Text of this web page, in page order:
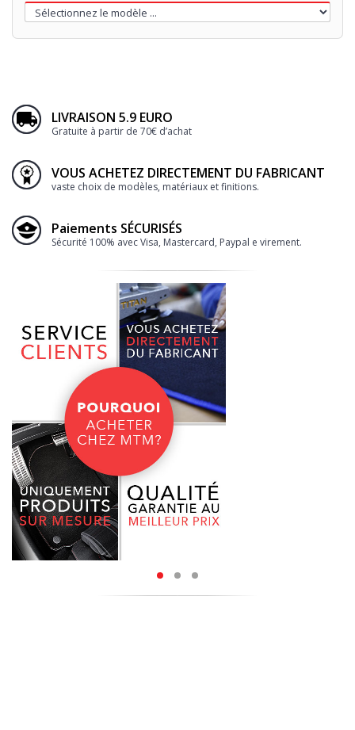
LIVRAISON 5.9 EURO
Gratuite à partir de 70€ d’achat
VOUS ACHETEZ DIRECTEMENT DU FABRICANT
vaste choix de modèles, matériaux et finitions.
Paiements SÉCURISÉS
Sécurité 100% avec Visa, Mastercard, Paypal e virement.